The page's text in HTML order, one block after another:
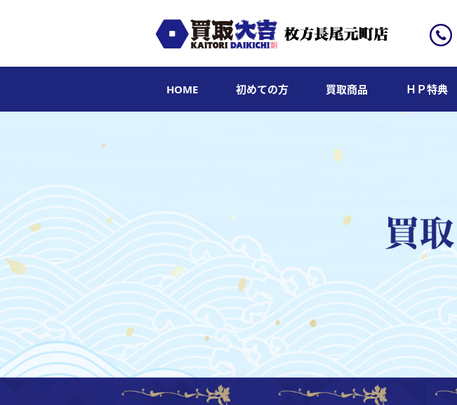
HOME 初めての方 買取商品 ＨＰ特典